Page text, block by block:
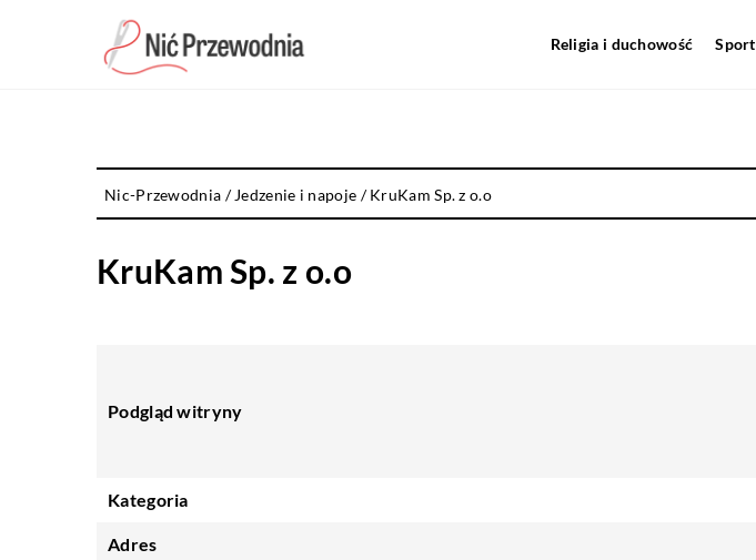
Religia i duchowość Sport
Nic-Przewodnia / Jedzenie i napoje /KruKam Sp. z o.o
KruKam Sp. z o.o
Podgląd witryny
Kategoria
Adres